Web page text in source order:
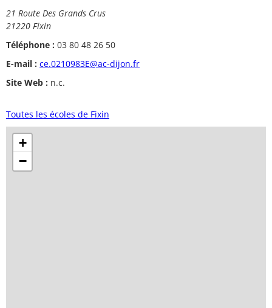
21 Route Des Grands Crus
21220 Fixin
Téléphone : 03 80 48 26 50
E-mail : ce.0210983E@ac-dijon.fr
Site Web : n.c.
Toutes les écoles de Fixin
+
−